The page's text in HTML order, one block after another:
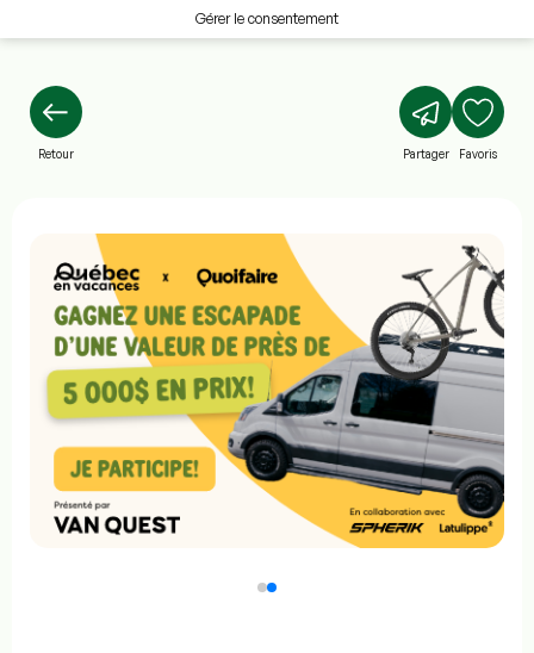
Gérer le consentement
Retour Partager Favoris